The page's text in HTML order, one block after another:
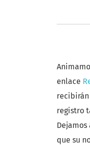
enlace
registro
que su